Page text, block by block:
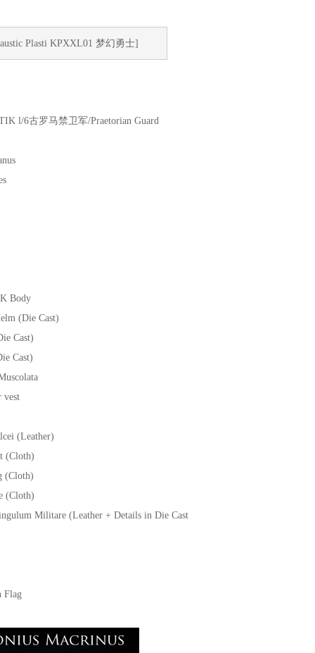
Plasti KPXXL01 梦幻勇士]
l/6古罗马禁卫军/Praetorian Guard
Body
(Die Cast)
Cast)
Cast)
vest
(Leather)
(Cloth)
(Cloth)
(Cloth)
Militare (Leather + Details in Die Cast
Flag